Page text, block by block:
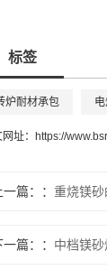
标签
炉耐材承包
址： https://
一篇： 重烧镁
篇： 中档镁